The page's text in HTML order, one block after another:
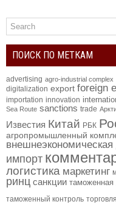
ПОИСК ПО МЕТКАМ
advertising agro-industrial complex
digitalization export foreign
importation innovation
Sea Route sanctions trade
Известия Китай РБК
агропромышленный
внешнеэкономическая
импорт
логистика маркетинг
ринц санкции таможенная
таможенный контроль торговля